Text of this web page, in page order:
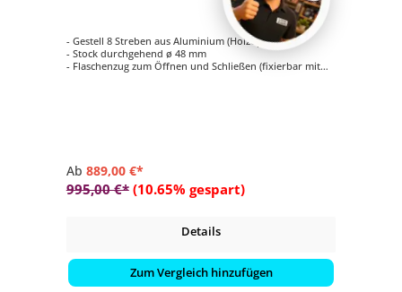
- Gestell 8 Streben aus Aluminium (Holzoptik)
- Stock durchgehend ø 48 mm
- Flaschenzug zum Öffnen und Schließen (fixierbar mit
Ab 889,00 €*
995,00 €* (10.65% gespart)
Details
Zum Vergleich hinzufügen